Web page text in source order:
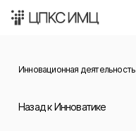
Инновационная деятельность
Назад к Инноватике